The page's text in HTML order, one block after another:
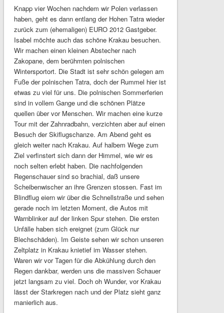
Knapp vier Wochen nachdem wir Polen verlassen
haben, geht es dann entlang der Hohen Tatra wieder
zurück zum (ehemaligen) EURO 2012 Gastgeber.
Isabel möchte auch das schöne Krakau besuchen.
Wir machen einen kleinen Abstecher nach
Zakopane, dem berühmten polnischen
Wintersportort. Die Stadt ist sehr schön gelegen am
Fuße der polnischen Tatra, doch der Rummel hier ist
etwas zu viel für uns. Die polnischen Sommerferien
sind in vollem Gange und die schönen Plätze
quellen über vor Menschen. Wir machen eine kurze
Tour mit der Zahnradbahn, verzichten aber auf einen
Besuch der Skiflugschanze. Am Abend geht es
gleich weiter nach Krakau. Auf halbem Wege zum
Ziel verfinstert sich dann der Himmel, wie wir es
noch selten erlebt haben. Die nachfolgenden
Regenschauer sind so brachial, daß unsere
Scheibenwischer an ihre Grenzen stossen. Fast im
Blindflug eiern wir über die Schnellstraße und sehen
gerade noch im letzten Moment, die Autos mit
Warnblinker auf der linken Spur stehen. Die ersten
Unfälle haben sich ereignet (zum Glück nur
Blechschäden). Im Geiste sehen wir schon unseren
Zeltplatz in Krakau knietief im Wasser stehen.
Waren wir vor Tagen für die Abkühlung durch den
Regen dankbar, werden uns die massiven Schauer
jetzt langsam zu viel. Doch oh Wunder, vor Krakau
lässt der Starkregen nach und der Platz sieht ganz
manierlich aus.